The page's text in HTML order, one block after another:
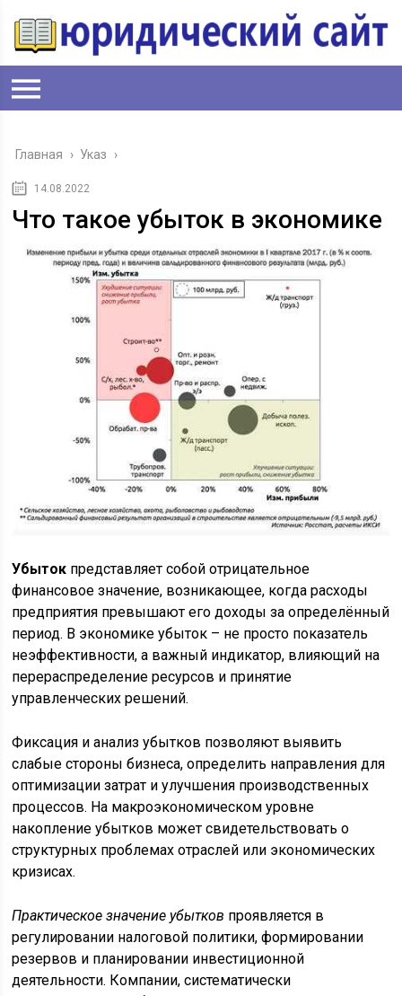
Главная › Указ ›
14.08.2022
Что такое убыток в экономике
Убыток представляет собой отрицательное
финансовое значение, возникающее, когда расходы
предприятия превышают его доходы за определённый
период. В экономике убыток – не просто показатель
неэффективности, а важный индикатор, влияющий на
перераспределение ресурсов и принятие
управленческих решений.
Фиксация и анализ убытков позволяют выявить
слабые стороны бизнеса, определить направления для
оптимизации затрат и улучшения производственных
процессов. На макроэкономическом уровне
накопление убытков может свидетельствовать о
структурных проблемах отраслей или экономических
кризисах.
Практическое значение убытков проявляется в
регулировании налоговой политики, формировании
резервов и планировании инвестиционной
деятельности. Компании, систематически